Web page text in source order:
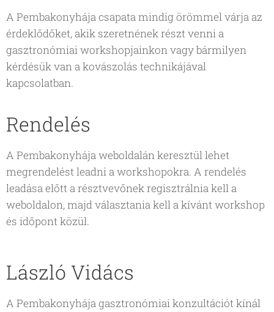
A Pembakonyhája csapata mindig örömmel várja az
érdeklődőket, akik szeretnének részt venni a
gasztronómiai workshopjainkon vagy bármilyen
kérdésük van a kovászolás technikájával
kapcsolatban.
Rendelés
A Pembakonyhája weboldalán keresztül lehet
megrendelést leadni a workshopokra. A rendelés
leadása előtt a résztvevőnek regisztrálnia kell a
weboldalon, majd választania kell a kívánt workshop
és időpont közül.
László Vidács
A Pembakonyhája gasztronómiai konzultációt kínál